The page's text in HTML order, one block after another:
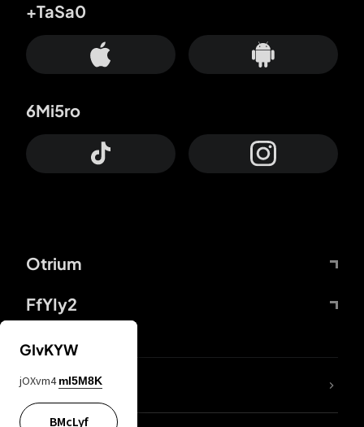
Otrium
FfYIy2
+TaSa0
6Mi5ro
DDcvSo
GIvKYW
jOXvm4 mI5M8K
BMcLyf